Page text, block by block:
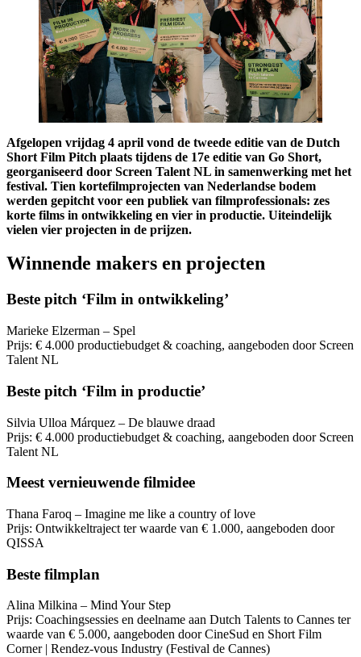
Afgelopen vrijdag 4 april vond de tweede editie van de Dutch
Short Film Pitch plaats tijdens de 17e editie van Go Short,
georganiseerd door Screen Talent NL in samenwerking met het
festival. Tien kortefilmprojecten van Nederlandse bodem
werden gepitcht voor een publiek van filmprofessionals: zes
korte films in ontwikkeling en vier in productie. Uiteindelijk
vielen vier projecten in de prijzen.
Winnende makers en projecten
Beste pitch ‘Film in ontwikkeling’
Marieke Elzerman – Spel
Prijs: € 4.000 productiebudget & coaching, aangeboden door Screen
Talent NL
Beste pitch ‘Film in productie’
Silvia Ulloa Márquez – De blauwe draad
Prijs: € 4.000 productiebudget & coaching, aangeboden door Screen
Talent NL
Meest vernieuwende filmidee
Thana Faroq – Imagine me like a country of love
Prijs: Ontwikkeltraject ter waarde van € 1.000, aangeboden door
QISSA
Beste filmplan
Alina Milkina – Mind Your Step
Prijs: Coachingsessies en deelname aan Dutch Talents to Cannes ter
waarde van € 5.000, aangeboden door CineSud en Short Film
Corner | Rendez-vous Industry (Festival de Cannes)